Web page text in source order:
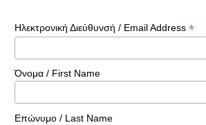
Ηλεκτρονική Διεύθυνσή / Email Address *
Όνομα / First Name
Επώνυμο / Last Name